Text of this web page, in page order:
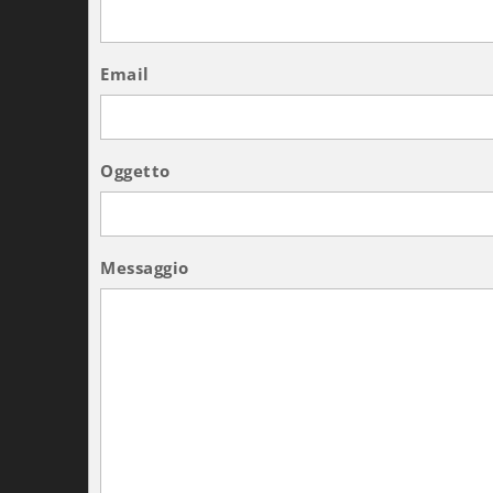
Email
Oggetto
Messaggio